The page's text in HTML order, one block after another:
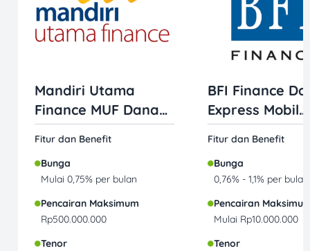
Mandiri Utama
Finance MUF Dana
Mobil
Fitur dan Benefit
Bunga
Mulai 0,75% per bulan
Pencairan Maksimum
Rp500.000.000
Tenor
BFI Finance
Express Mobil
Jaminan BPKB
Fitur dan Benefit
Bunga
0,76% - 1,1% per bulan
Pencairan
Mulai Rp10.000.000
Tenor